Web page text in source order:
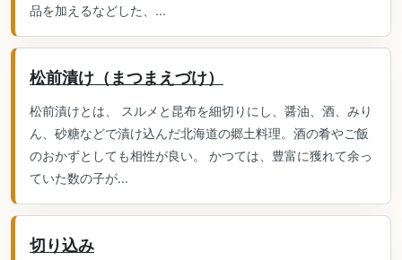
品を加えるなどした、...
松前漬け（まつまえづけ）
松前漬けとは、 スルメと昆布を細切りにし、醤油、酒、みり
ん、砂糖などで漬け込んだ北海道の郷土料理。酒の肴やご飯
のおかずとしても相性が良い。 かつては、豊富に獲れて余っ
ていた数の子が...
切り込み